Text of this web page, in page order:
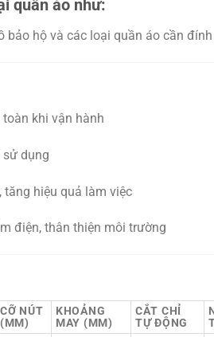
quần áo như:
bảo hộ và các loại quần áo cần
khi vận hành
sử dụng
, tăng hiệu quả làm việc
điện, thân thiện môi trường
CỠ NÚT
(MM)
KHOẢNG
MAY (MM)
CẮT CHỈ
TỰ ĐỘNG